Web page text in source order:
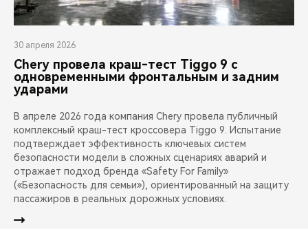
30 апреля 2026
Chery провела краш-тест Tiggo 9 с
одновременными фронтальным и задним
ударами
В апреле 2026 года компания Chery провела публичный
комплексный краш-тест кроссовера Tiggo 9. Испытание
подтверждает эффективность ключевых систем
безопасности модели в сложных сценариях аварий и
отражает подход бренда «Safety For Family»
(«Безопасность для семьи»), ориентированный на защиту
пассажиров в реальных дорожных условиях.